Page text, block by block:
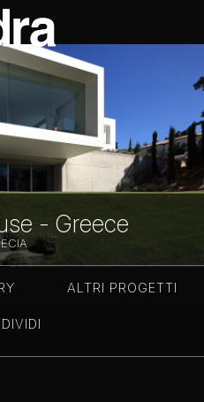
- Greece
ALTRI PROGETTI